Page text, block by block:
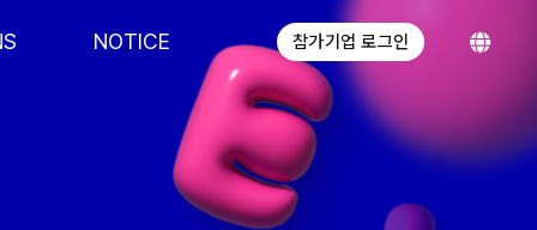
NOTICE 참가기업 로그인